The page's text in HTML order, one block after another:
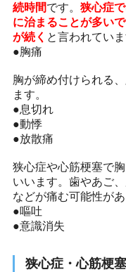
続時間です。 狭心症
に治まることが多い
が続く と言われていま
●胸痛
胸が締め付けられる
ます。
●息切れ
●動悸
●放散痛
狭心症や心筋梗塞で
いいます。歯やあご
などが痛む可能性があ
●嘔吐
●意識消失
狭心症・心筋梗